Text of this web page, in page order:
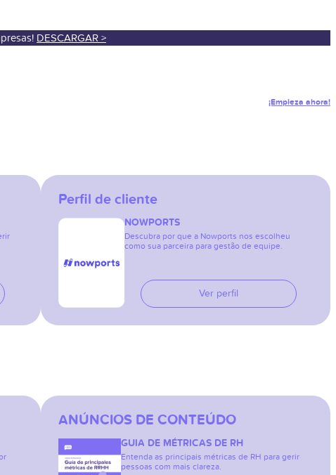
DESCARGAR >
¡Empieza ahora!
Perfil de cliente
NOWPORTS
Descubra por que a Nowports nos escolheu
como sua parceira para gestão de equipe.
Ver perfil
ANÚNCIOS DE CONTEÚDO
GUIA DE MÉTRICAS DE RH
Entenda as principais métricas de RH para gerir
pessoas com mais clareza.